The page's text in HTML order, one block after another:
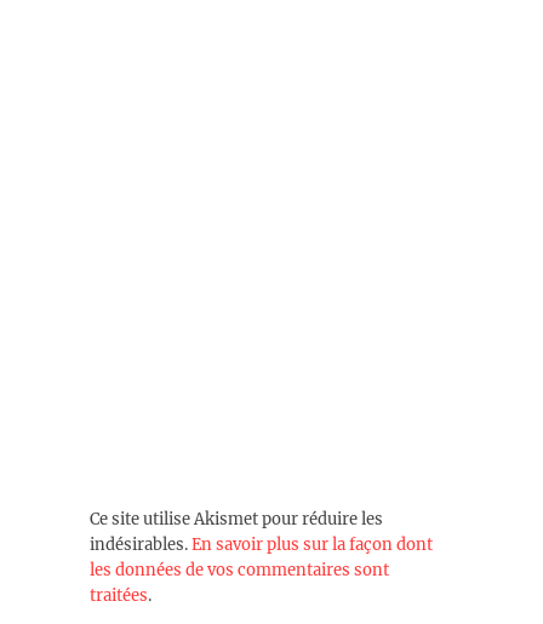
Ce site utilise Akismet pour réduire les
indésirables.En savoir plus sur la façon dont
les données de vos commentaires sont
traitées.